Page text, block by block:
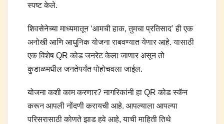
स्पष्ट केले.
शिवसेनेच्या माध्यमातून ‘आमची हाक, तुमचा प्रतिसाद’ ही एक
अनोखी आणि आधुनिक योजना राबवण्यात येणार आहे. यासाठी
एक विशेष QR कोड जनरेट केला जाणार असून तो
कुडाळमधील जनतेपर्यंत पोहोचवला जाईल.
योजना कशी काम करणार? नागरिकांनी हा QR कोड स्कॅन
करून आपली नोंदणी करायची आहे. आपल्याला आपल्या
परिसरासाठी कोणते झाड हवे आहे, याची माहिती तिथे